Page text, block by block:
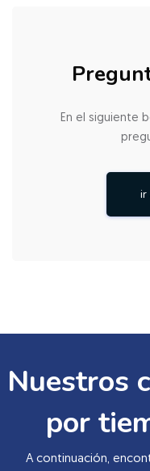
En el siguiente
ir
Nuestros
por
A continuación,